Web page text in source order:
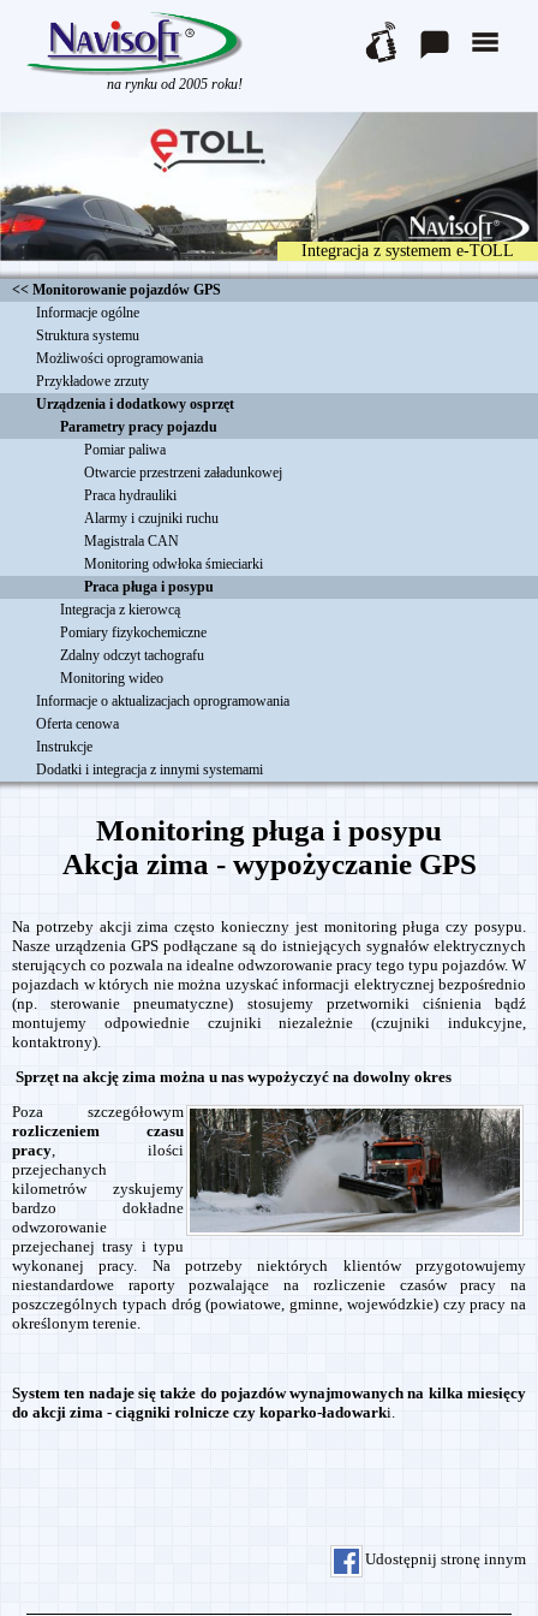
na rynku od 2005 roku!
Integracja z systemem e-TOLL
<< Monitorowanie pojazdów GPS
Informacje ogólne
Struktura systemu
Możliwości oprogramowania
Przykładowe zrzuty
Urządzenia i dodatkowy osprzęt
Parametry pracy pojazdu
Pomiar paliwa
Otwarcie przestrzeni załadunkowej
Praca hydrauliki
Alarmy i czujniki ruchu
Magistrala CAN
Monitoring odwłoka śmieciarki
Praca pługa i posypu
Integracja z kierowcą
Pomiary fizykochemiczne
Zdalny odczyt tachografu
Monitoring wideo
Informacje o aktualizacjach oprogramowania
Oferta cenowa
Instrukcje
Dodatki i integracja z innymi systemami
Monitoring pługa i posypu
Akcja zima - wypożyczanie GPS
Na potrzeby akcji zima często konieczny jest monitoring pługa czy posypu.
Nasze urządzenia GPS podłączane są do istniejących sygnałów elektrycznych
sterujących co pozwala na idealne odwzorowanie pracy tego typu pojazdów. W
pojazdach w których nie można uzyskać informacji elektrycznej bezpośrednio
(np. sterowanie pneumatyczne) stosujemy przetworniki ciśnienia bądź
montujemy odpowiednie czujniki niezależnie (czujniki indukcyjne,
kontaktrony).
Sprzęt na akcję zima można u nas wypożyczyć na dowolny okres
Poza szczegółowym
rozliczeniem czasu
pracy , ilości
przejechanych
kilometrów zyskujemy
bardzo dokładne
odwzorowanie
przejechanej trasy i typu
wykonanej pracy. Na potrzeby niektórych klientów przygotowujemy
niestandardowe raporty pozwalające na rozliczenie czasów pracy na
poszczególnych typach dróg (powiatowe, gminne, wojewódzkie) czy pracy na
określonym terenie.
System ten nadaje się także do pojazdów wynajmowanych na kilka miesięcy
do akcji zima - ciągniki rolnicze czy koparko-ładowarki.
Udostępnij stronę innym